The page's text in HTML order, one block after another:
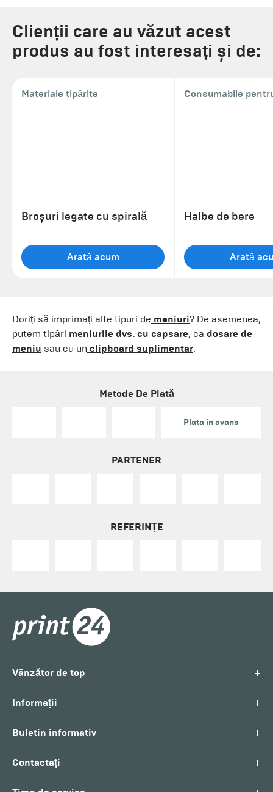
Clienții care au văzut acest
produs au fost interesați și de:
Materiale tipărite
Broșuri legate cu spirală
Arată acum
Consumabile
Halbe de bere
Arată
Doriți să imprimați alte tipuri de meniuri? De asemenea,
putem tipări meniurile dvs. cu capsare, ca dosare de
meniu sau cu un clipboard suplimentar.
Metode De Plată
Plata in avans
PARTENER
REFERINȚE
Vânzător de top +
Informații +
Buletin informativ +
Contactați +